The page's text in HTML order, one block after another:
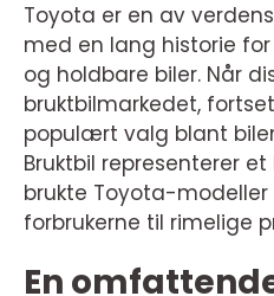
Toyota er en av
med en lang historie
og holdbare biler. Når
bruktbilmarkedet,
populært valg blant
Bruktbil representerer
brukte Toyota-modeller
forbrukerne til rimelige
En